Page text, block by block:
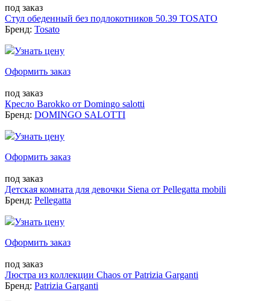
под заказ
Стул обеденный без подлокотников 50.39 TOSATO
Бренд: Tosato
Узнать цену
Оформить заказ
под заказ
Кресло Barokko от Domingo salotti
Бренд: DOMINGO SALOTTI
Узнать цену
Оформить заказ
под заказ
Детская комната для девочки Siena от Pellegatta mobili
Бренд: Pellegatta
Узнать цену
Оформить заказ
под заказ
Люстра из коллекции Chaos от Patrizia Garganti
Бренд: Patrizia Garganti